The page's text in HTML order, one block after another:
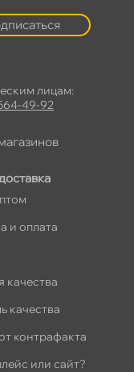
и оплата
качества
качества
контрафакта
или сайт?
лицам:
49-92